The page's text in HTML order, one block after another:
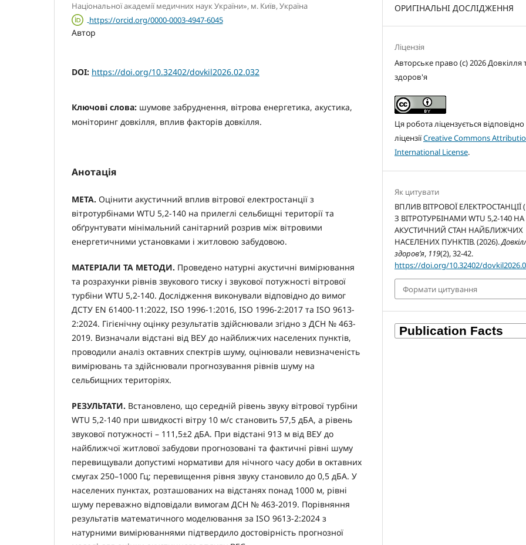
Національної академії медичних наук України», м. Київ, Україна
https://orcid.org/0000-0003-4947-6045
Автор
DOI: https://doi.org/10.32402/dovkil2026.02.032
Ключові слова: шумове забруднення, вітрова енергетика, акустика,
моніторинг довкілля, вплив факторів довкілля.
Анотація
МЕТА. Оцінити акустичний вплив вітрової електростанції з
вітротурбінами WTU 5,2-140 на прилеглі сельбищні території та
обґрунтувати мінімальний санітарний розрив між вітровими
енергетичними установками і житловою забудовою.
МАТЕРІАЛИ ТА МЕТОДИ. Проведено натурні акустичні вимірювання
та розрахунки рівнів звукового тиску і звукової потужності вітрової
турбіни WTU 5,2-140. Дослідження виконували відповідно до вимог
ДСТУ EN 61400-11:2022, ISO 1996-1:2016, ISO 1996-2:2017 та ISO 9613-
2:2024. Гігієнічну оцінку результатів здійснювали згідно з ДСН № 463-
2019. Визначали відстані від ВЕУ до найближчих населених пунктів,
проводили аналіз октавних спектрів шуму, оцінювали невизначеність
вимірювань та здійснювали прогнозування рівнів шуму на
сельбищних територіях.
РЕЗУЛЬТАТИ. Встановлено, що середній рівень звуку вітрової турбіни
WTU 5,2-140 при швидкості вітру 10 м/с становить 57,5 дБА, а рівень
звукової потужності – 111,5±2 дБА. При відстані 913 м від ВЕУ до
найближчої житлової забудови прогнозовані та фактичні рівні шуму
перевищували допустимі нормативи для нічного часу доби в октавних
смугах 250–1000 Гц; перевищення рівня звуку становило до 0,5 дБА. У
населених пунктах, розташованих на відстанях понад 1000 м, рівні
шуму переважно відповідали вимогам ДСН № 463-2019. Порівняння
результатів математичного моделювання за ISO 9613-2:2024 з
натурними вимірюваннями підтвердило достовірність прогнозної
ОРИГІНАЛЬНІ ДОСЛІДЖЕННЯ
Ліцензія
Авторське право (c) 2026 Довкілля
здоров'я
Ця робота ліцензується
ліцензіїCreative Commons
International License.
Як цитувати
ВПЛИВ ВІТРОВОЇ ЕЛЕКТРОСТАНЦІЇ
З ВІТРОТУРБІНАМИ WTU 5,2-140 НА
АКУСТИЧНИЙ СТАН НАЙБЛИЖЧИХ
НАСЕЛЕНИХ ПУНКТІВ. (2026).
здоров’я, 119(2), 32-42.
https://doi.org/10.32402/
Формати цитування